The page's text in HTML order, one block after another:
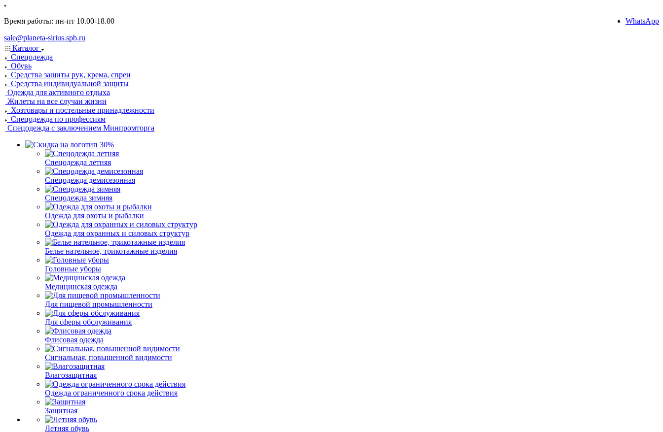
Время работы: пн-пт 10.00-18.00
sale@planeta-sirius.spb.ru
WhatsApp
Каталог
Спецодежда
Обувь
Средства защиты рук, крема, спреи
Средства индивидуальной защиты
Одежда для активного отдыха
Жилеты на все случаи жизни
Хозтовары и постельные принадлежности
Спецодежда по профессиям
Спецодежда с заключением Минпромторга
Спецодежда летняя
Спецодежда демисезонная
Спецодежда зимняя
Одежда для охоты и рыбалки
Одежда для охранных и силовых структур
Белье нательное, трикотажные изделия
Головные уборы
Медицинская одежда
Для пищевой промышленности
Для сферы обслуживания
Флисовая одежда
Сигнальная, повышенной видимости
Влагозащитная
Одежда ограниченного срока действия
Защитная
Летняя обувь